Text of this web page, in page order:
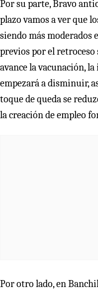
Por su parte, Bravo
plazo vamos a ver que
siendo más moderados
previos por el
avance la vacunación,
empezará a disminuir,
toque de queda se
la creación de empleo
Por otro lado, en